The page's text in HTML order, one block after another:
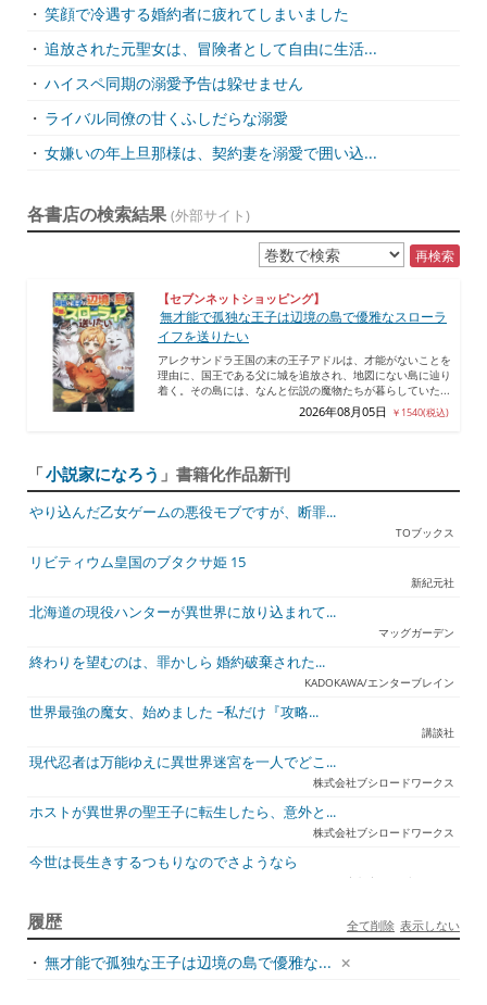
・ 笑顔で冷遇する婚約者に疲れてしまいました
・ 追放された元聖女は、冒険者として自由に生活...
・ ハイスペ同期の溺愛予告は躱せません
・ ライバル同僚の甘くふしだらな溺愛
・ 女嫌いの年上旦那様は、契約妻を溺愛で囲い込...
各書店の検索結果 (外部サイト)
再検索
【セブンネットショッピング】
無才能で孤独な王子は辺境の島で優雅なスローラ
イフを送りたい
アレクサンドラ王国の末の王子アドルは、才能がないことを
理由に、国王である父に城を追放され、地図にない島に辿り
着く。その島には、なんと伝説の魔物たちが暮らしていた...
2026年08月05日 ￥1540(税込)
「小説家になろう 」書籍化作品新刊
やり込んだ乙女ゲームの悪役モブですが、断罪...
TOブックス
リビティウム皇国のブタクサ姫 15
新紀元社
北海道の現役ハンターが異世界に放り込まれて...
マッグガーデン
終わりを望むのは、罪かしら 婚約破棄された...
KADOKAWA/エンターブレイン
世界最強の魔女、始めました ~私だけ『攻略...
講談社
現代忍者は万能ゆえに異世界迷宮を一人でどこ...
株式会社ブシロードワークス
ホストが異世界の聖王子に転生したら、意外と...
株式会社ブシロードワークス
今世は長生きするつもりなのでさようなら
宇都宮ケーブルテレビ
ジュリとエレナの森の相談所 ~付与の力であ...
一二三書房
天才悪女は嘘を見破る2
履歴 表示しない
全て削除
・ 無才能で孤独な王子は辺境の島で優雅な...